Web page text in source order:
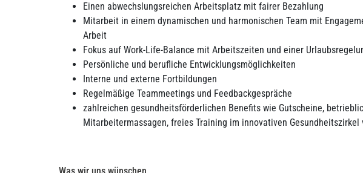
Einen abwechslungsreichen Arbeitsplatz mit fairer Bezahlung
Mitarbeit in einem dynamischen und harmonischen Team mit
Arbeit
Fokus auf Work-Life-Balance mit Arbeitszeiten und einer
Persönliche und berufliche Entwicklungsmöglichkeiten
Interne und externe Fortbildungen
Regelmäßige Teammeetings und Feedbackgespräche
zahlreichen gesundheitsförderlichen Benefits wie Gutscheine,
Mitarbeitermassagen, freies Training im innovativen Gesundheitszirkel